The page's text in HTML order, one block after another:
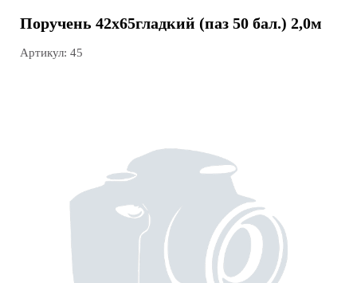
Поручень 42х65гладкий (паз 50 бал.) 2,0м
Артикул: 45